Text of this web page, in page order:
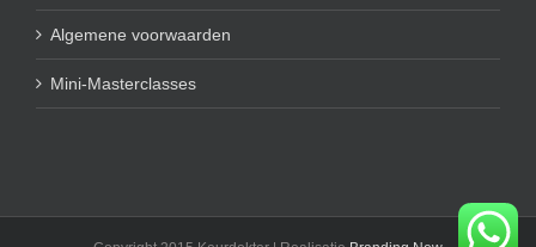
Algemene voorwaarden
Mini-Masterclasses